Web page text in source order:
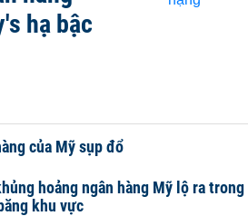
hạ bậc
của Mỹ sụp đổ
hoảng ngân hàng Mỹ lộ ra trong
khu vực